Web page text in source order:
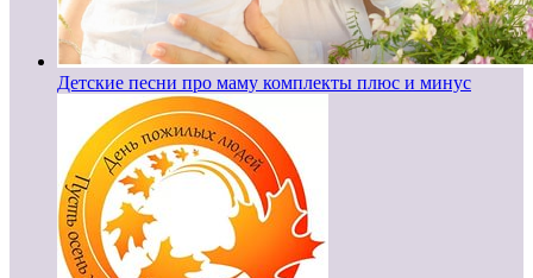
Детские песни про маму комплекты плюс и минус